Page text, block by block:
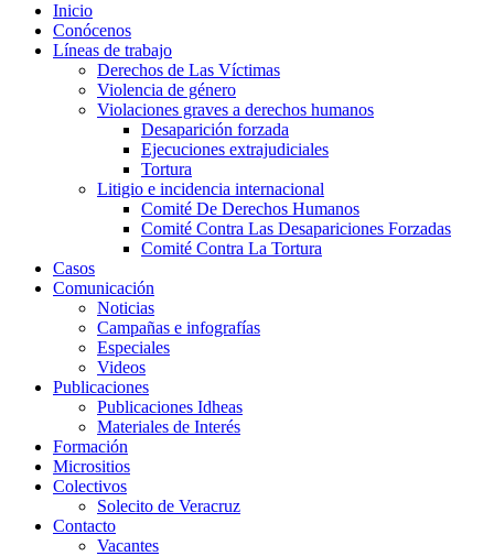
Inicio
Conócenos
Líneas de trabajo
Derechos de Las Víctimas
Violencia de género
Violaciones graves a derechos humanos
Desaparición forzada​
Ejecuciones extrajudiciales
Tortura
Litigio e incidencia internacional
Comité De Derechos Humanos​
Comité Contra Las Desapariciones Forzadas
Comité Contra La Tortura​
Casos
Comunicación
Noticias
Campañas e infografías
Especiales
Videos
Publicaciones
Publicaciones Idheas
Materiales de Interés
Formación
Micrositios
Colectivos
Solecito de Veracruz
Contacto
Vacantes